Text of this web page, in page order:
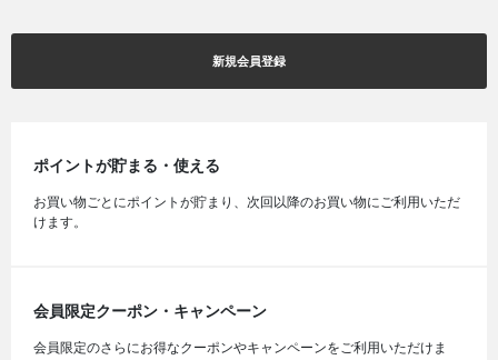
新規会員登録
ポイントが貯まる・使える
お買い物ごとにポイントが貯まり、次回以降のお買い物にご利用いただ
けます。
会員限定クーポン・キャンペーン
会員限定のさらにお得なクーポンやキャンペーンをご利用いただけま